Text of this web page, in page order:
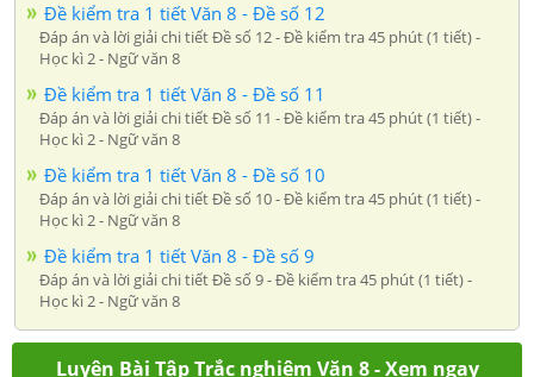
Đề kiểm tra 1 tiết Văn 8 - Đề số 12
Đáp án và lời giải chi tiết Đề số 12 - Đề kiểm tra 45 phút (1 tiết) -
Học kì 2 - Ngữ văn 8
Đề kiểm tra 1 tiết Văn 8 - Đề số 11
Đáp án và lời giải chi tiết Đề số 11 - Đề kiểm tra 45 phút (1 tiết) -
Học kì 2 - Ngữ văn 8
Đề kiểm tra 1 tiết Văn 8 - Đề số 10
Đáp án và lời giải chi tiết Đề số 10 - Đề kiểm tra 45 phút (1 tiết) -
Học kì 2 - Ngữ văn 8
Đề kiểm tra 1 tiết Văn 8 - Đề số 9
Đáp án và lời giải chi tiết Đề số 9 - Đề kiểm tra 45 phút (1 tiết) -
Học kì 2 - Ngữ văn 8
Luyện Bài Tập Trắc nghiệm Văn 8 - Xem ngay